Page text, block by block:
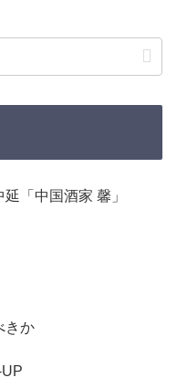
「中国酒家 馨」
きか